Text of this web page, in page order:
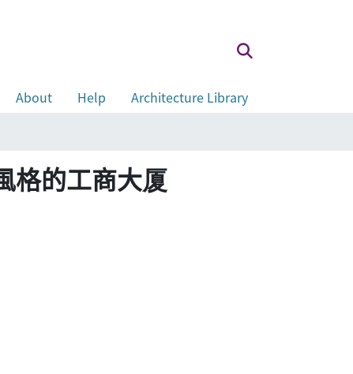
About Help
Architecture Library
格的工商大厦